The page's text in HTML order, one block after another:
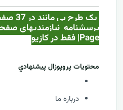
یک
Page| فقط در کازيو
محتويات پروپوزال پيشنهادي
درباره ما